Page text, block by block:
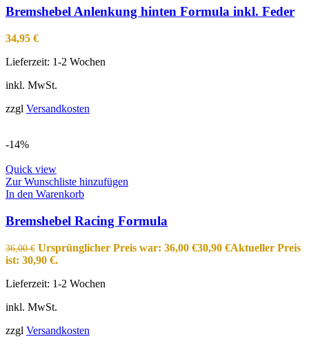
Bremshebel Anlenkung hinten Formula inkl. Feder
34,95 €
Lieferzeit: 1-2 Wochen
inkl. MwSt.
zzgl Versandkosten
-14%
Quick view
Zur Wunschliste hinzufügen
In den Warenkorb
Bremshebel Racing Formula
36,00€ Ursprünglicher Preis war: 36,00 €30,90 €Aktueller Preis
ist: 30,90 €.
Lieferzeit: 1-2 Wochen
inkl. MwSt.
zzgl Versandkosten